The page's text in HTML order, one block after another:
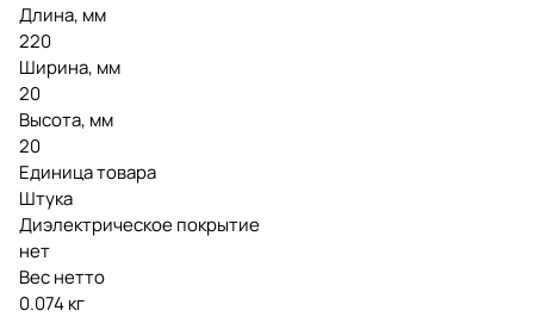
Длина, мм
220
Ширина, мм
20
Высота, мм
20
Единица товара
Штука
Диэлектрическое покрытие
нет
Вес нетто
0.074 кг